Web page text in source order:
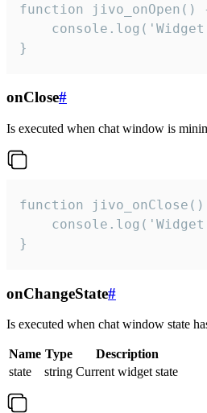
function jivo_onOpen()
console.log('Widget
}
onClose#
Is executed when chat window is
function
console.log('Widget
}
onChangeState#
Is executed when chat window state
Name Type
Description
state
string Current widget state